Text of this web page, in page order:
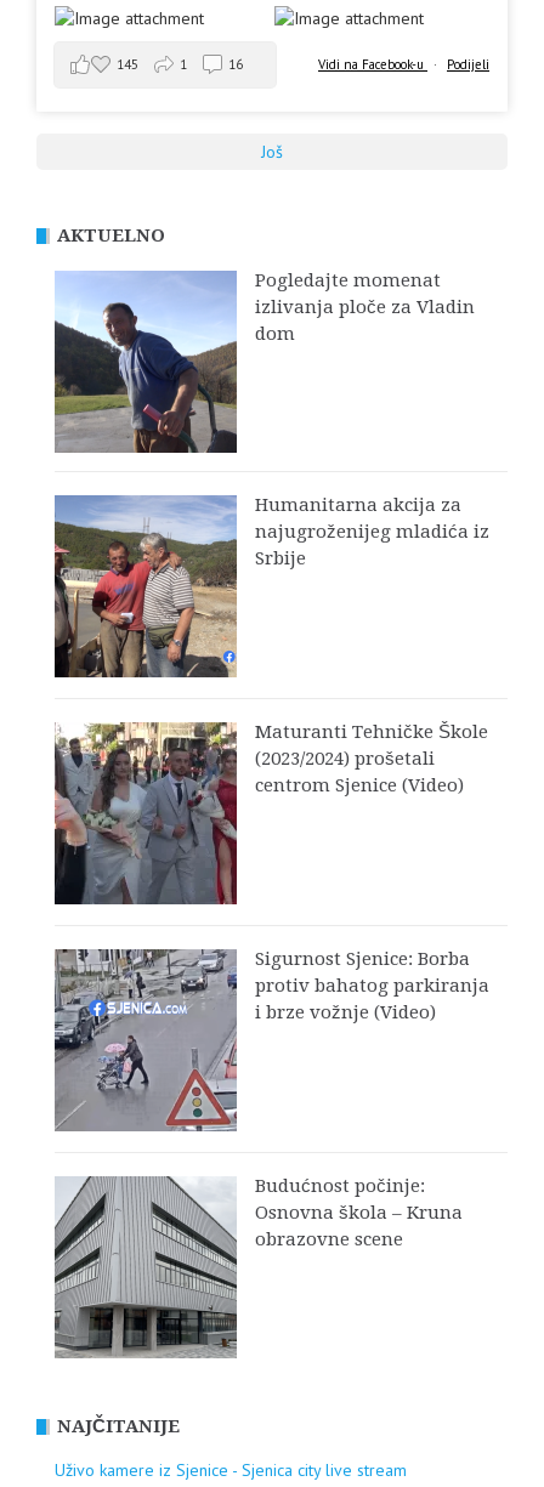
Vidi na Facebook-u · Podijeli
145 1 16
Još
AKTUELNO
Pogledajte momenat
izlivanja ploče za Vladin
dom
Humanitarna akcija za
najugroženijeg mladića iz
Srbije
Maturanti Tehničke Škole
(2023/2024) prošetali
centrom Sjenice (Video)
Sigurnost Sjenice: Borba
protiv bahatog parkiranja
i brze vožnje (Video)
Budućnost počinje:
Osnovna škola – Kruna
obrazovne scene
NAJČITANIJE
Uživo kamere iz Sjenice - Sjenica city live stream